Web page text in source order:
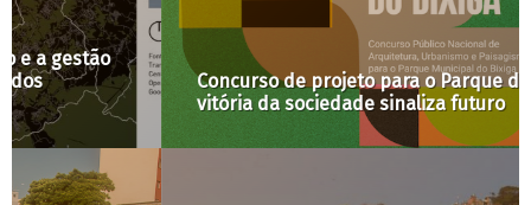
Concurso de projeto para o Parque do Bixiga:
vitória da sociedade sinaliza futuro